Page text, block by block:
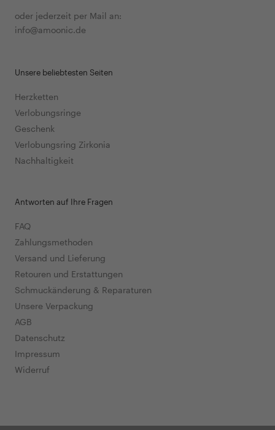
oder jederzeit per Mail an:
info@amoonic.de
Unsere beliebtesten Seiten
Herzketten
Verlobungsringe
Geschenk
Verlobungsring Zirkonia
Nachhaltigkeit
Antworten auf Ihre Fragen
FAQ
Zahlungsmethoden
Versand und Lieferung
Retouren und Erstattungen
Schmuckänderung & Reparaturen
Unsere Verpackung
AGB
Datenschutz
Impressum
Widerruf